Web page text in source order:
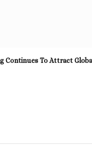
Continues To Attract